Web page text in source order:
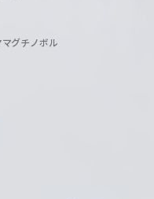
グチノボル